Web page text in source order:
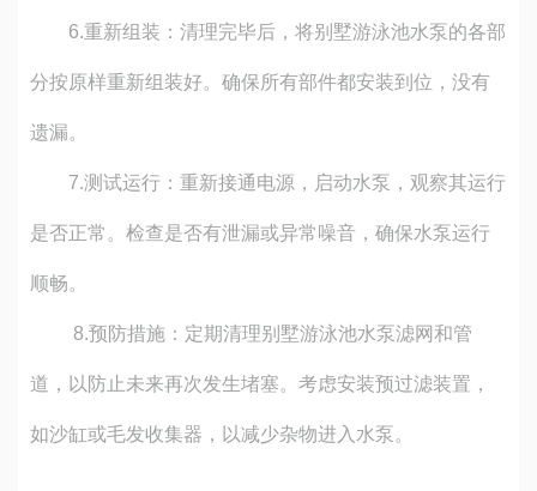
6.重新组装：清理完毕后，将别墅游泳池水泵的各部
分按原样重新组装好。确保所有部件都安装到位，没有
遗漏。
7.测试运行：重新接通电源，启动水泵，观察其运行
是否正常。检查是否有泄漏或异常噪音，确保水泵运行
顺畅。
8.预防措施：定期清理别墅游泳池水泵滤网和管
道，以防止未来再次发生堵塞。考虑安装预过滤装置，
如沙缸或毛发收集器，以减少杂物进入水泵。